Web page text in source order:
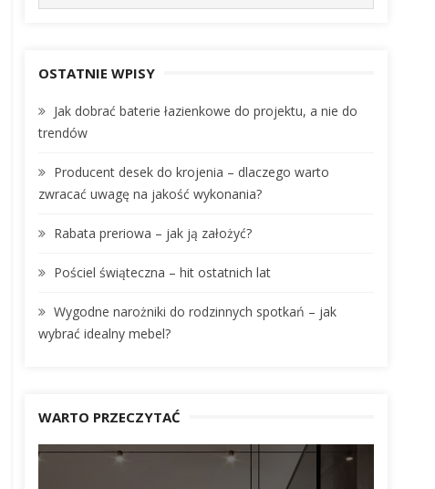
e
c
f
o
:
E
OSTATNIE WPISY
Jak dobrać baterie łazienkowe do projektu, a nie do
trendów
Producent desek do krojenia – dlaczego warto
zwracać uwagę na jakość wykonania?
Rabata preriowa – jak ją założyć?
Pościel świąteczna – hit ostatnich lat
Wygodne narożniki do rodzinnych spotkań – jak
wybrać idealny mebel?
WARTO PRZECZYTAĆ